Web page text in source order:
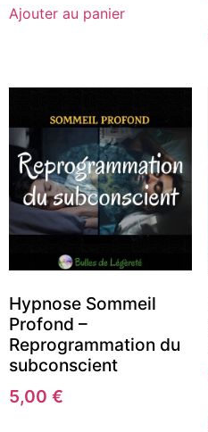
Ajouter au panier
Hypnose Sommeil
Profond –
Reprogrammation du
subconscient
5,00 €